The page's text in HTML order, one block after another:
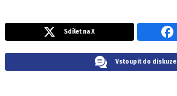
Sdílet na X
Vstoupit do diskuze